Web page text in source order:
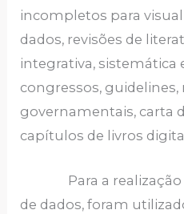
incompletos para
dados, revisões de
integrativa, sistemática
congressos,
governamentais, carta
capítulos de livros
Para a realização
de dados, foram